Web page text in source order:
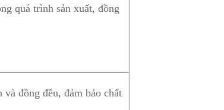
quá trình sản xuất, đồng
đồng đều, đảm bảo chất